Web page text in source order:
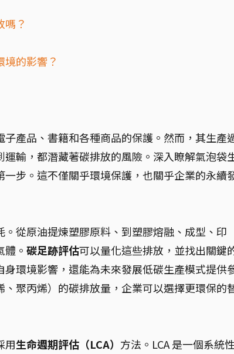
嗎？
的影響？
產品、書籍和各種商品的保護。然而，其生產
輸，都潛藏著碳排放的風險。深入瞭解氣泡袋
步。這不僅關乎環境保護，也關乎企業的永續
從原油提煉塑膠原料、到塑膠熔融、成型、印
。 碳足跡評估可以量化這些排放，並找出關鍵
環境影響，還能為未來發展低碳生產模式提供
聚丙烯）的碳排放量，企業可以選擇更環保的
用生命週期評估（LCA） 方法。LCA 是一個系統